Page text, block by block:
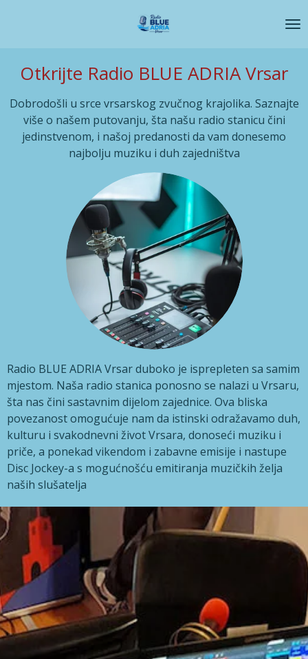
Otkrijte Radio BLUE ADRIA Vrsar
Dobrodošli u srce vrsarskog zvučnog krajolika. Saznajte
više o našem putovanju, šta našu radio stanicu čini
jedinstvenom, i našoj predanosti da vam donesemo
najbolju muziku i duh zajedništva
Radio BLUE ADRIA Vrsar duboko je isprepleten sa samim
mjestom. Naša radio stanica ponosno se nalazi u Vrsaru,
šta nas čini sastavnim dijelom zajednice. Ova bliska
povezanost omogućuje nam da istinski odražavamo duh,
kulturu i svakodnevni život Vrsara, donoseći muziku i
priče, a ponekad vikendom i zabavne emisije i nastupe
Disc Jockey-a s mogućnošću emitiranja muzičkih želja
naših slušatelja